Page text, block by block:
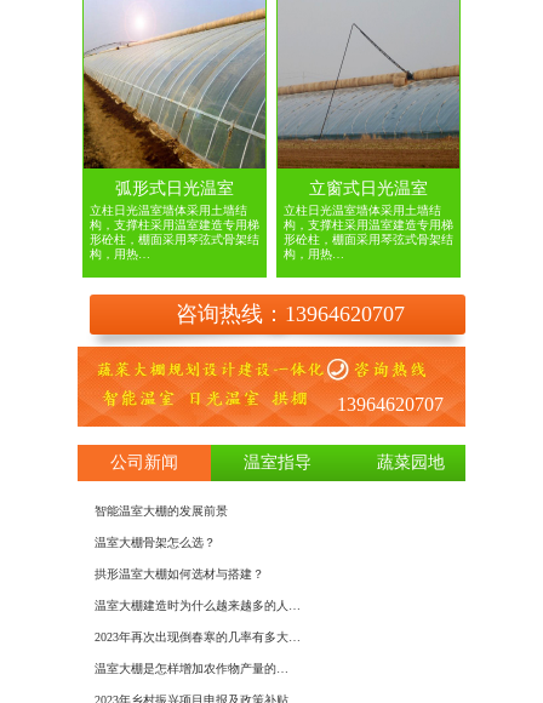
弧形式日光温室
立柱日光温室墙体采用土墙结
构，支撑柱采用温室建造专用梯
形砼柱，棚面采用琴弦式骨架结
构，用热…
立窗式日光温室
立柱日光温室墙体采用土墙结
构，支撑柱采用温室建造专用梯
形砼柱，棚面采用琴弦式骨架结
构，用热…
咨询热线：13964620707
13964620707
公司新闻 温室指导 蔬菜园地
智能温室大棚的发展前景
温室大棚骨架怎么选？
拱形温室大棚如何选材与搭建？
温室大棚建造时为什么越来越多的人…
2023年再次出现倒春寒的几率有多大…
​温室大棚是怎样增加农作物产量的…
2023年乡村振兴项目申报及政策补贴…